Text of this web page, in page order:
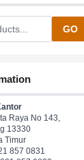
GO
Raya No 143,
13330
Timur
857 0831